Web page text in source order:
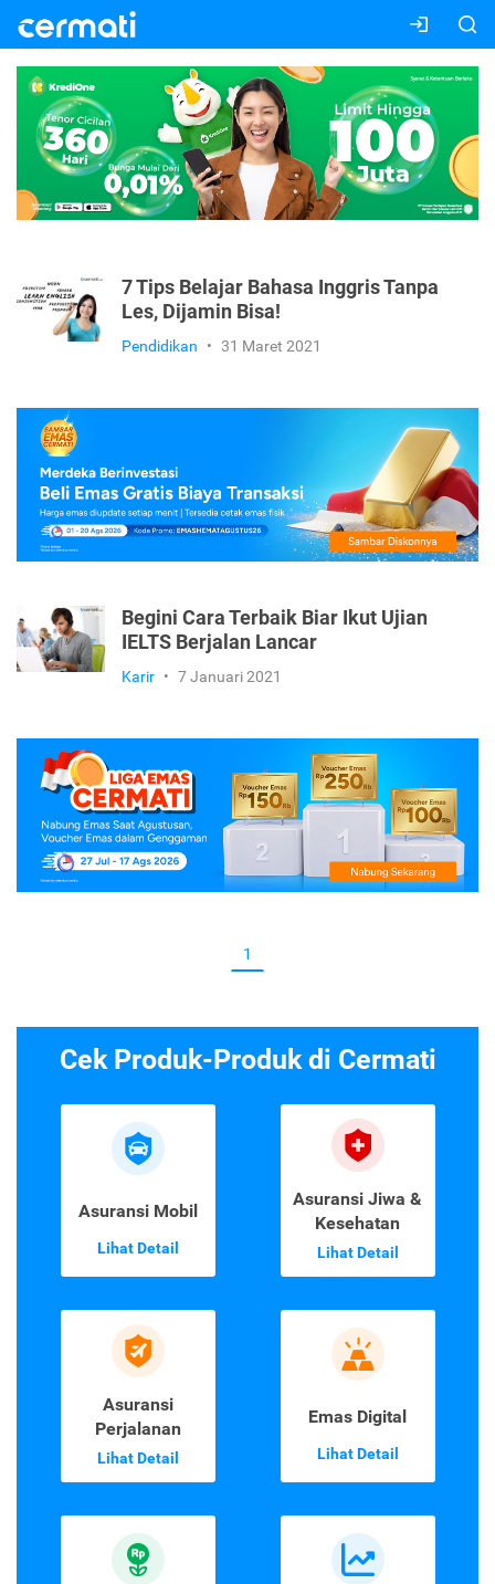
7 Tips Belajar Bahasa Inggris Tanpa
Les, Dijamin Bisa!
Pendidikan • 31 Maret 2021
Begini Cara Terbaik Biar Ikut Ujian
IELTS Berjalan Lancar
Karir • 7 Januari 2021
1
Cek Produk-Produk di Cermati
Asuransi Mobil
Lihat Detail
Asuransi Jiwa &
Kesehatan
Lihat Detail
Asuransi
Perjalanan
Lihat Detail
Emas Digital
Lihat Detail